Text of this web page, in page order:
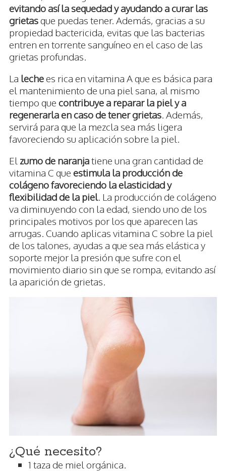
evitando así la sequedad y ayudando a curar las
grietasque puedas tener. Además, gracias a su
propiedad bactericida, evitas que las bacterias
entren en torrente sanguíneo en el caso de las
grietas profundas.
La lechees rica en vitamina A que es básica para
el mantenimiento de una piel sana, al mismo
tiempo que contribuye a reparar la piel y a
regenerarla en caso de tener grietas . Además,
servirá para que la mezcla sea más ligera
favoreciendo su aplicación sobre la piel.
El zumo de naranjatiene una gran cantidad de
vitamina C que estimula la producción de
colágeno favoreciendo la elasticidad y
flexibilidad de la piel . La producción de colágeno
va diminuyendo con la edad, siendo uno de los
principales motivos por los que aparecen las
arrugas. Cuando aplicas vitamina C sobre la piel
de los talones, ayudas a que sea más elástica y
soporte mejor la presión que sufre con el
movimiento diario sin que se rompa, evitando así
la aparición de grietas.
¿Qué necesito?
1 taza de miel orgánica.